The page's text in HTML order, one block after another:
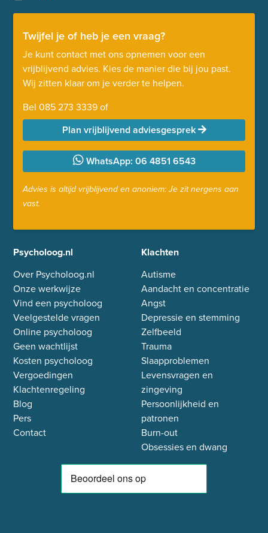
Twijfel je of heb je een vraag?
Je kunt contact met ons opnemen voor een
vrijblijvend advies. Kies de manier die bij jou past.
Wij zitten klaar om je verder te helpen.
Bel 085 273 3339of
Plan vrijblijvend adviesgesprek
WhatsApp: 06 4851 6543
Advies is altijd vrijblijvend en anoniem: Je zit nergens aan
vast.
Psycholoog.nl
Over Psycholoog.nl
Onze werkwijze
Vind een psycholoog
Veelgestelde vragen
Online psycholoog
Geen wachtlijst
Kosten psycholoog
Vergoedingen
Klachtenregeling
Blog
Pers
Contact
Klachten
Autisme
Aandacht en concentratie
Angst
Depressie en stemming
Zelfbeeld
Trauma
Slaapproblemen
Levensvragen en
zingeving
Persoonlijkheid en
patronen
Burn-out
Obsessies en dwang